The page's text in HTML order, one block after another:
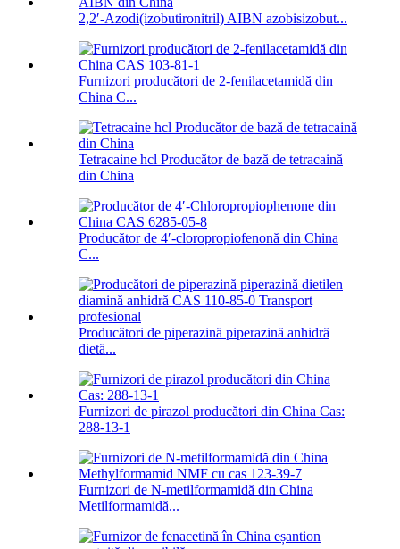
2,2′-Azodi(izobutironitril) AIBN azobisizobut...
Furnizori producători de 2-fenilacetamidă din
China C...
Tetracaine hcl Producător de bază de tetracaină
din China
Producător de 4′-cloropropiofenonă din China
C...
Producători de piperazină piperazină anhidră
dietă...
Furnizori de pirazol producători din China Cas:
288-13-1
Furnizori de N-metilformamidă din China
Metilformamidă...